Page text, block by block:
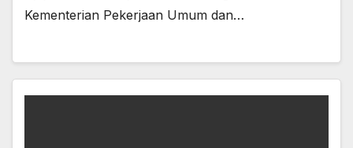
Kementerian Pekerjaan Umum dan…